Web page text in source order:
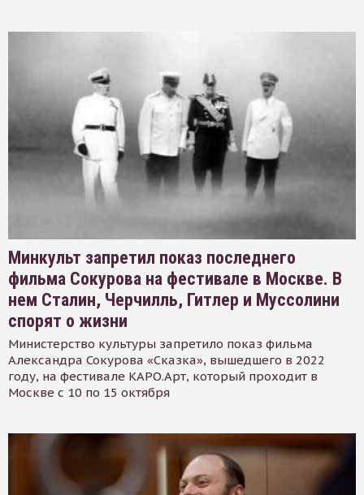
Минкульт запретил показ последнего
фильма Сокурова на фестивале в Москве. В
нем Сталин, Черчилль, Гитлер и Муссолини
спорят о жизни
Министерство культуры запретило показ фильма
Александра Сокурова «Сказка», вышедшего в 2022
году, на фестивале КАРО.Арт, который проходит в
Москве с 10 по 15 октября